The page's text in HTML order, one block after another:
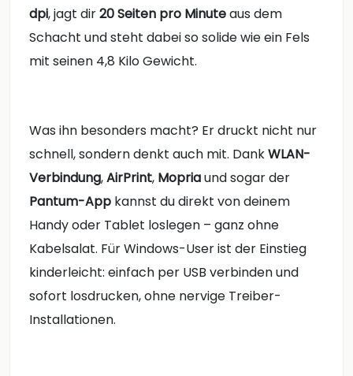
dpi, jagt dir20 Seiten pro Minuteaus dem
Schacht und steht dabei so solide wie ein Fels
mit seinen 4,8 Kilo Gewicht.
Was ihn besonders macht? Er druckt nicht nur
schnell, sondern denkt auch mit. DankWLAN-
Verbindung,AirPrint, Mopriaund sogar der
Pantum-App kannst du direkt von deinem
Handy oder Tablet loslegen – ganz ohne
Kabelsalat. Für Windows-User ist der Einstieg
kinderleicht: einfach per USB verbinden und
sofort losdrucken, ohne nervige Treiber-
Installationen.